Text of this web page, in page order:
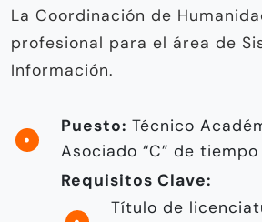
La Coordinación de
profesional para el área de
Información.
Puesto: Técnico
Asociado “C” de
Requisitos Clave:
Título de